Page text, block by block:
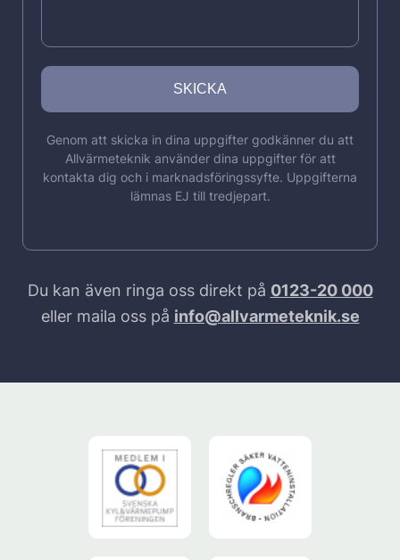
Genom att skicka in dina uppgifter godkänner du att
Allvärmeteknik använder dina uppgifter för att
kontakta dig och i marknadsföringssyfte. Uppgifterna
lämnas EJ till tredjepart.
Du kan även ringa oss direkt på 0123-20 000
eller maila oss på info@allvarmeteknik.se